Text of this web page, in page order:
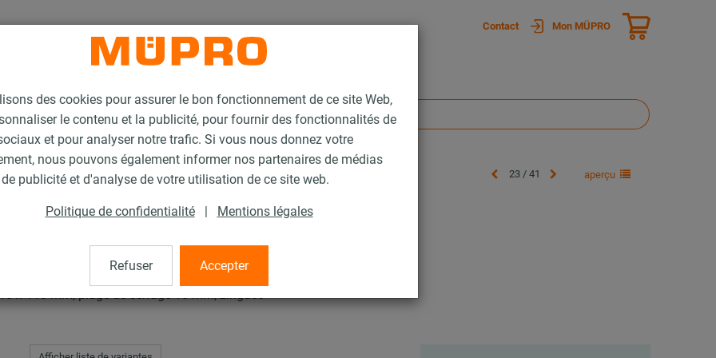
des cookies pour assurer le bon fonctionnement de ce site Web,
le contenu et la publicité, pour fournir des fonctionnalités de
et pour analyser notre trafic. Si vous nous donnez votre
nous pouvons également informer nos partenaires de médias
publicité et d'analyse de votre utilisation de ce site web.
Politique de confidentialité | Mentions légales
Refuser Accepter
Contact Mon MÜPRO
chimique XV Plus 23 / 41 aperçu
chimique XV Plus
x 110 mm, plage de serrage 10 mm, zinguée